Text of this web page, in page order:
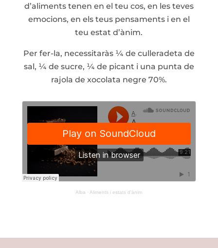
d’aliments tenen en el teu cos, en les teves
emocions, en els teus pensaments i en el
teu estat d’ànim.
Per fer-la, necessitaràs ¼ de culleradeta de
sal, ¼ de sucre, ¼ de picant i una punta de
rajola de xocolata negre 70%.
Alba · Aliments i estats d'ànim